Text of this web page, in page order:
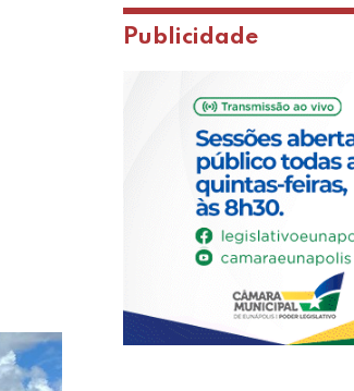
Publicidade